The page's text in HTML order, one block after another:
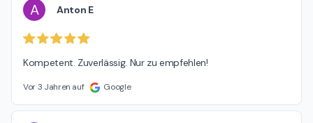
A Anton E
Kompetent. Zuverlässig. Nur zu empfehlen!
Vor 3 Jahren auf Google